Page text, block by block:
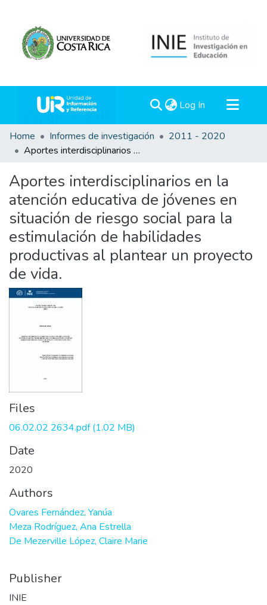
Log In (current)
Communities & Collections
All of DSpace
Statistics
Home Informes de investigación
2011 - 2020
Aportes interdisciplinarios en la atención educativa de jóvenes en situación de riesgo social para la estimulación de habilidades productivas al plantear un proyecto de vida.
Aportes interdisciplinarios en la
atención educativa de jóvenes en
situación de riesgo social para la
estimulación de habilidades
productivas al plantear un proyecto
de vida.
Files
06.02.02 2634.pdf(1.02 MB)
Date
2020
Authors
Ovares Fernández, Yanúa
Meza Rodríguez, Ana Estrella
De Mezerville López, Claire Marie
Publisher
INIE